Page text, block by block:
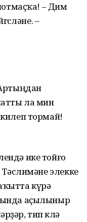
– Дим
–
ла мин
тормай!
ике тойғо
элекке
күрә
аҫылыныр
тип көлә